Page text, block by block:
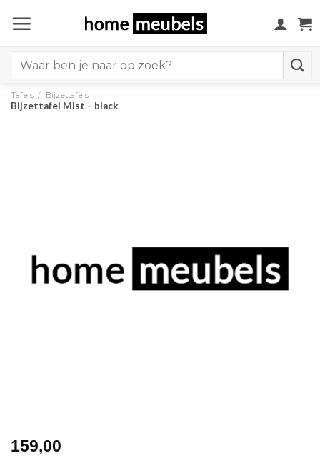
naar
for:
Tafels / Bijzettafels
Bijzettafel Mist – black
159,00